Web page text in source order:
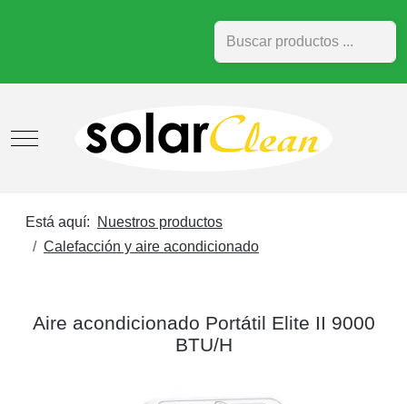
Buscar
Mobile Menu Toggle
Está aquí:
Nuestros productos
Calefacción y aire acondicionado
Aire acondicionado Portátil Elite II 9000
BTU/H